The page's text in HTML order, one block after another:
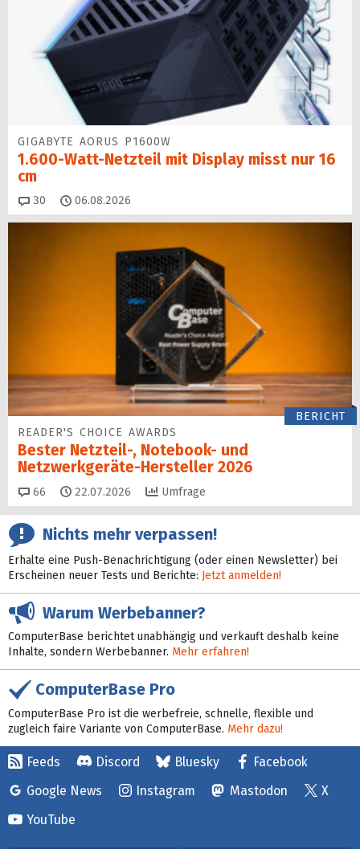
GIGABYTE AORUS P1600W
1.600-Watt-Netzteil mit Display misst nur 16
cm
30 Kommentare
06.08.2026
BERICHT
READER'S CHOICE AWARDS
Bester Netzteil-, Notebook- und
Netzwerkgeräte-Hersteller 2026
66 Kommentare
22.07.2026 Umfrage
Nichts mehr verpassen!
Erhalte eine Push-Benachrichtigung (oder einen Newsletter) bei
Erscheinen neuer Tests und Berichte: Jetzt anmelden!
Warum Werbebanner?
ComputerBase berichtet unabhängig und verkauft deshalb keine
Inhalte, sondern Werbebanner. Mehr erfahren!
ComputerBase Pro
ComputerBase Pro ist die werbefreie, schnelle, flexible und
zugleich faire Variante von ComputerBase. Mehr dazu!
Feeds Discord Bluesky
Facebook
Google News
Instagram Mastodon
X
YouTube